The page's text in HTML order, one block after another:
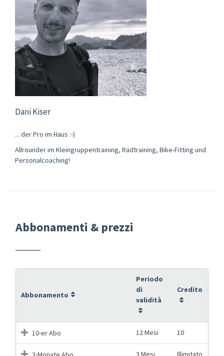
Dani Kiser
... der Pro im Haus :-)
Allrounder im Kleingruppentraining, Radtraining, Bike-Fitting und
Personalcoaching!
Abbonamenti & prezzi
Abbonamento
Periodo
di
validità
Credito
10-er Abo 12 Mesi 10
3 Mesi Illimitato